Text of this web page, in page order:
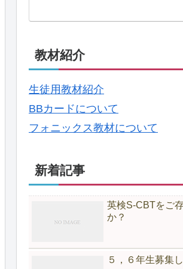
教材紹介
生徒用教材紹介
BBカードについて
フォニックス教材について
新着記事
英検S-CBTをご
か？
５，６年生募集